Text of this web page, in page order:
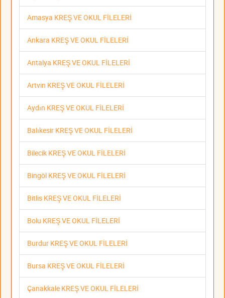
Amasya KREŞ VE OKUL FİLELERİ
Ankara KREŞ VE OKUL FİLELERİ
Antalya KREŞ VE OKUL FİLELERİ
Artvin KREŞ VE OKUL FİLELERİ
Aydın KREŞ VE OKUL FİLELERİ
Balıkesir KREŞ VE OKUL FİLELERİ
Bilecik KREŞ VE OKUL FİLELERİ
Bingöl KREŞ VE OKUL FİLELERİ
Bitlis KREŞ VE OKUL FİLELERİ
Bolu KREŞ VE OKUL FİLELERİ
Burdur KREŞ VE OKUL FİLELERİ
Bursa KREŞ VE OKUL FİLELERİ
Çanakkale KREŞ VE OKUL FİLELERİ